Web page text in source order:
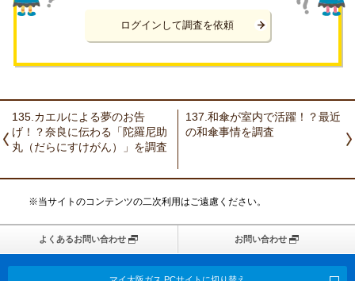
ログインして調査を依頼
135.カエルによる夢のお告
げ！？奈良に伝わる「陀羅尼助
丸（だらにすけがん）」を調査
137.和傘が室内で活躍！？最近
の和傘事情を調査
※当サイトのコンテンツの二次利用はご遠慮ください。
よくあるお問い合わせ お問い合わせ